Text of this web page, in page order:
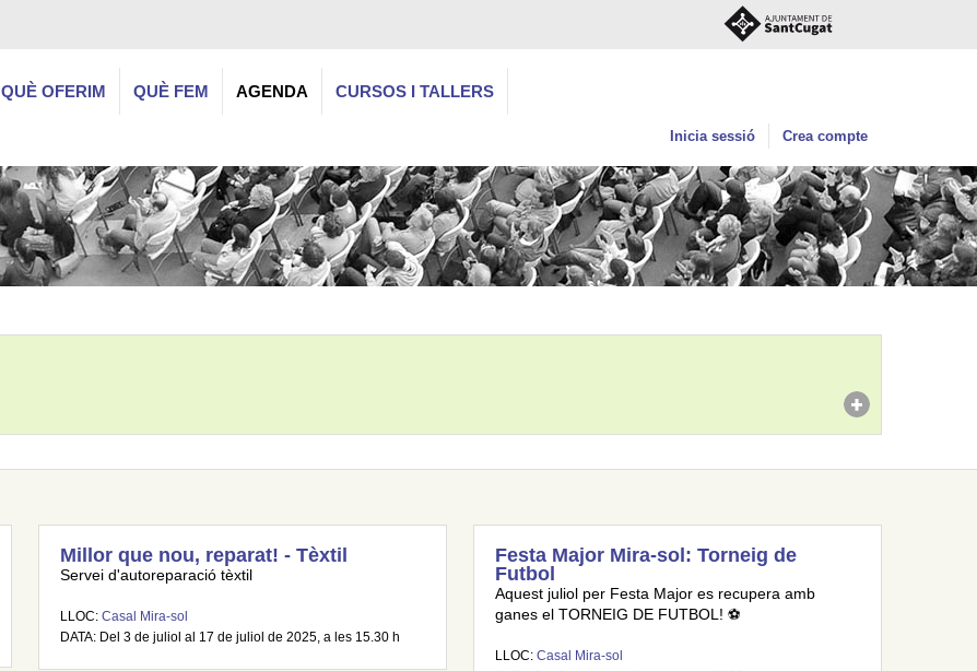
QUÈ OFERIM QUÈ FEM AGENDA CURSOS I TALLERS
Inicia sessió Crea compte
Millor que nou, reparat! - Tèxtil
Servei d'autoreparació tèxtil
LLOC: Casal Mira-sol
DATA: Del 3 de juliol al 17 de juliol de 2025, a les 15.30 h
Festa Major Mira-sol: Torneig de
Futbol
Aquest juliol per Festa Major es recupera amb
ganes el TORNEIG DE FUTBOL! ⚽
LLOC: Casal Mira-sol